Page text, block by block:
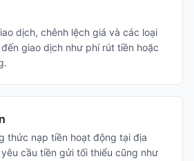
dịch, chênh lệch giá và các loại
giao dịch như phí rút tiền hoặc
thức nạp tiền hoạt động tại địa
cầu tiền gửi tối thiểu cũng như